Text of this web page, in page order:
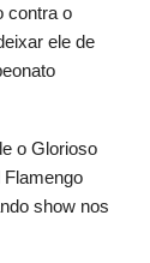
contra o
ele de
o Glorioso
show nos